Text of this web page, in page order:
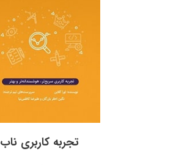
تجربه کاربری ناب